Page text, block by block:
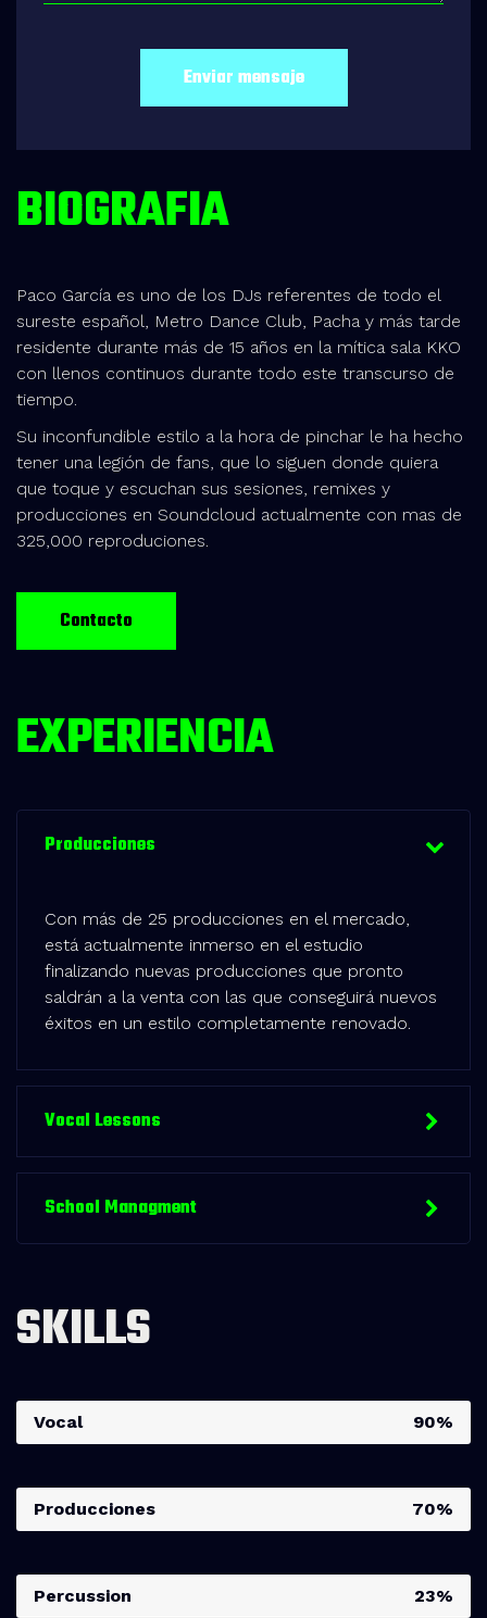
BIOGRAFIA
Paco García es uno de los DJs referentes de todo el
sureste español, Metro Dance Club, Pacha y más tarde
residente durante más de 15 años en la mítica sala KKO
con llenos continuos durante todo este transcurso de
tiempo.
Su inconfundible estilo a la hora de pinchar le ha hecho
tener una legión de fans, que lo siguen donde quiera
que toque y escuchan sus sesiones, remixes y
producciones en Soundcloud actualmente con mas de
325,000 reproduciones.
Contacto
EXPERIENCIA
Producciones
Con más de 25 producciones en el mercado,
está actualmente inmerso en el estudio
finalizando nuevas producciones que pronto
saldrán a la venta con las que conseguirá nuevos
éxitos en un estilo completamente renovado.
Vocal Lessons
School Managment
SKILLS
Vocal 90%
Producciones 70%
Percussion 23%